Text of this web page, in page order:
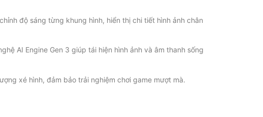
độ sáng từng khung hình, hiển thị chi tiết hình ảnh chân
AI Engine Gen 3 giúp tái hiện hình ảnh và âm thanh sống
xé hình, đảm bảo trải nghiệm chơi game mượt mà.